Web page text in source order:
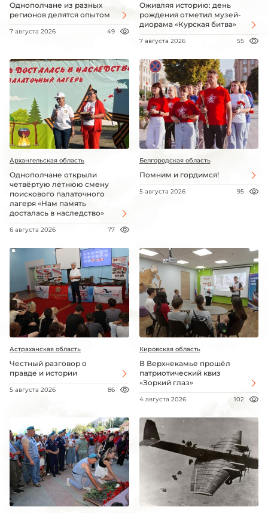
Однополчане из разных
регионов делятся опытом
7 августа 2026 49
Оживляя историю: день
рождения отметил музей-
диорама «Курская битва»
7 августа 2026 55
Архангельская область
Однополчане открыли
четвёртую летнюю смену
поискового палаточного
лагеря «Нам память
досталась в наследство»
6 августа 2026 77
Белгородская область
Помним и гордимся!
5 августа 2026 95
Астраханская область
Честный разговор о
правде и истории
5 августа 2026 86
Кировская область
В Верхнекамье прошёл
патриотический квиз
«Зоркий глаз»
4 августа 2026 102